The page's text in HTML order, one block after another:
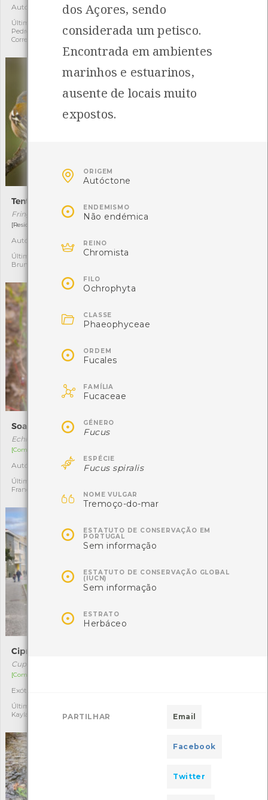
Autóctone
Última observação por:
Pedro Jorge Nogueira
Correia
3 Exótica
Miranda
Tentilhão-comum
Fringilla coelebs
[Residente]
Autóctone
Última observação por:
Bruna Gandres
Raphanus raphanistrum
Soagem
Echium plantagineum
[Comum]
Autóctone
Última observação por:
Francisco Correia
5 Autóctone
Cipreste
Cupressus sempervirens
[Comum]
Exótica
Última observação por:
Kaylaine Bardasson
dos Açores, sendo
considerada um petisco.
Encontrada em ambientes
marinhos e estuarinos,
ausente de locais muito
expostos.
 ORIGEM
Autóctone
 ENDEMISMO
Não endémica
 REINO
Chromista
 FILO
Ochrophyta
 CLASSE
Phaeophyceae
 ORDEM
Fucales
 FAMÍLIA
Fucaceae
 GÉNERO
Fucus
 ESPÉCIE
Fucus spiralis
 NOME VULGAR
Tremoço-do-mar
 ESTATUTO DE CONSERVAÇÃO EM
PORTUGAL
Sem informação
 ESTATUTO DE CONSERVAÇÃO GLOBAL
(IUCN)
Sem informação
 ESTRATO
Herbáceo
PARTILHAR Email
Facebook
Twitter